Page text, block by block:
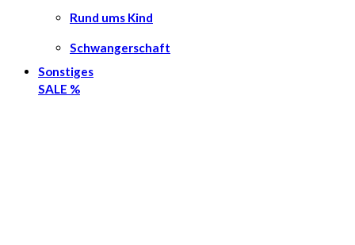
Rund ums Kind
Schwangerschaft
Sonstiges
SALE %